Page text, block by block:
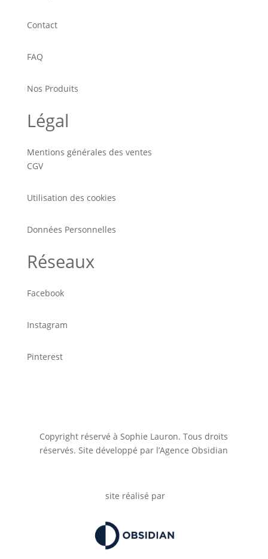
Contact
FAQ
Nos Produits
Légal
Mentions générales des ventes
CGV
Utilisation des cookies
Données Personnelles
Réseaux
Facebook
Instagram
Pinterest
Copyright réservé à Sophie Lauron. Tous droits
réservés. Site développé par l’Agence Obsidian
site réalisé par